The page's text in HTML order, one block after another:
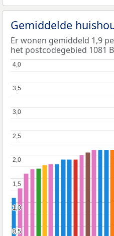
Gemiddelde
Er wonen gemiddeld 1,9
het postcodegebied 1081
0,5
0,5
1,0
1,0
1,5
1,5
2,0
2,0
2,5
2,5
3,0
3,0
3,5
3,5
4,0
4,0